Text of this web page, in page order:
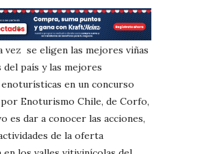
vez se eligen las mejores viñas
país y las mejores
en un concurso
Enoturismo Chile, de Corfo,
es dar a conocer las acciones,
de la oferta